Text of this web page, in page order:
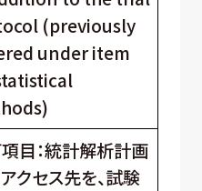
(previously
under item
目：統計解析計画
クセス先を、試験